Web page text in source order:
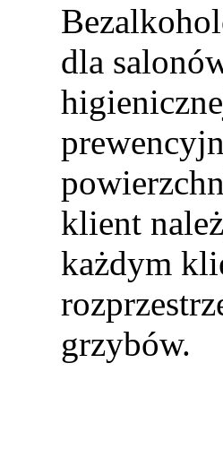
dla
klient
każdym
grzybów.